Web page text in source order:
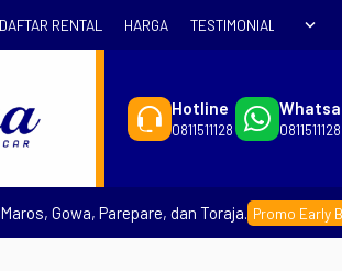
DAFTAR RENTAL HARGA TESTIMONIAL expand_more
Hotline
0811511128 0811511128
Gowa, Parepare, dan Toraja. Promo Early